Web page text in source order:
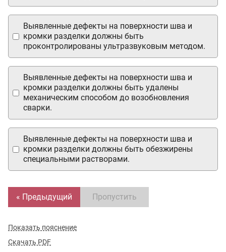
Выявленные дефекты на поверхности шва и
кромки разделки должны быть обезжирены
специальными растворами.
Выявленные дефекты на поверхности шва и
кромки разделки должны быть удалены
механическим способом до возобновления
сварки.
Выявленные дефекты на поверхности шва и
кромки разделки должны быть
проконтролированы ультразвуковым методом.
« Предыдущий Пропустить
Показать пояснение
Скачать PDF